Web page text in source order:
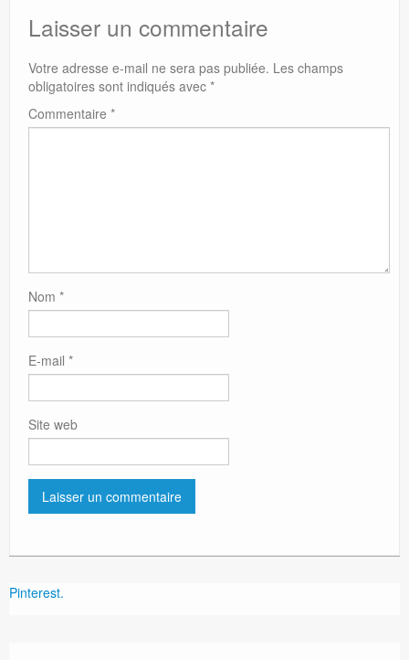
Laisser un commentaire
Votre adresse e-mail ne sera pas publiée. Les champs
obligatoires sont indiqués avec *
Commentaire *
Nom *
E-mail *
Site web
Pinterest.